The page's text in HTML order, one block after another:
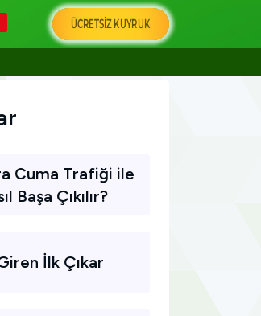
ÜCRETSIZ KUYRUK
Cuma Trafiği ile
Başa Çıkılır?
İlk Çıkar